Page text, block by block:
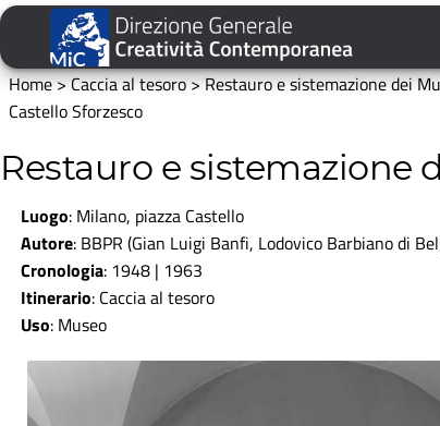
Home>Caccia al tesoro>Restauro e sistemazione dei
Castello Sforzesco
Restauro e sistemazione
Luogo: Milano, piazza Castello
Autore: BBPR (Gian Luigi Banfi, Lodovico Barbiano di
Cronologia: 1948 | 1963
Itinerario: Caccia al tesoro
Uso: Museo